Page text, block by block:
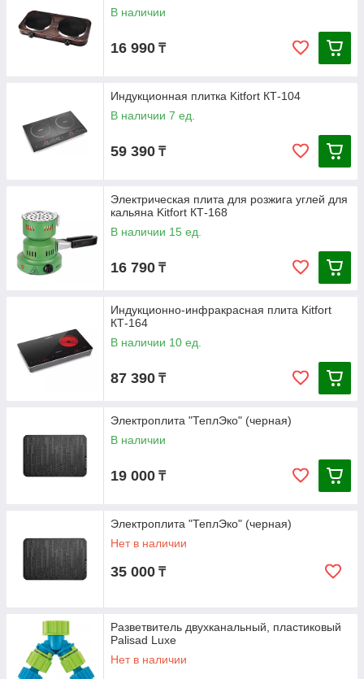
В наличии
16 990 ₸
Индукционная плитка Kitfort КТ-104
В наличии 7 ед.
59 390 ₸
Электрическая плита для розжига углей для
кальяна Kitfort КТ-168
В наличии 15 ед.
16 790 ₸
Индукционно-инфракрасная плита Kitfort
КТ-164
В наличии 10 ед.
87 390 ₸
Электроплита "ТеплЭко" (черная)
В наличии
19 000 ₸
Электроплита "ТеплЭко" (черная)
Нет в наличии
35 000 ₸
Разветвитель двухканальный, пластиковый
Palisad Luxe
Нет в наличии